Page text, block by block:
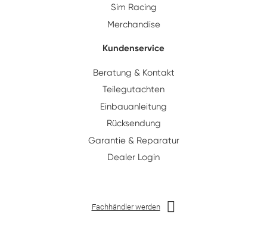
Sim Racing
Merchandise
Kundenservice
Beratung & Kontakt
Teilegutachten
Einbauanleitung
Rücksendung
Garantie & Reparatur
Dealer Login
Fachhändler werden